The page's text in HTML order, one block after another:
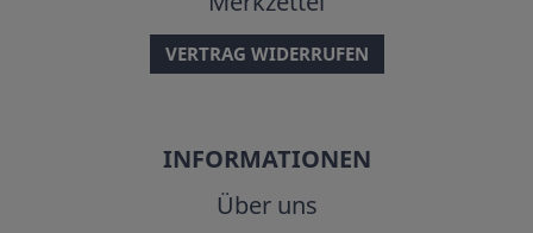
VERTRAG WIDERRUFEN
INFORMATIONEN
Über uns